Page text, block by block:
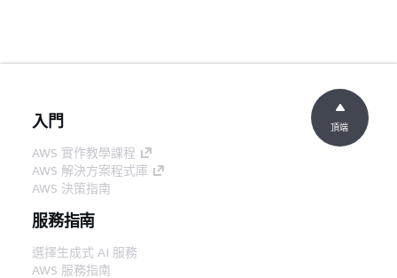
入門
AWS 實作教學課程
AWS 解決方案程式庫
AWS 決策指南
服務指南
選擇生成式 AI 服務
AWS 服務指南
頂端